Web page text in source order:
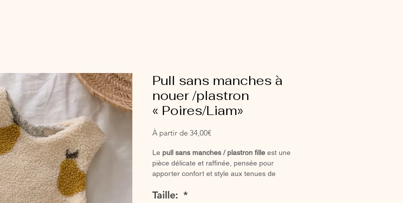
Pull sans manches à
nouer /plastron
« Poires/Liam»
À partir de 34,00€Prix
Le pull sans manches / plastron fille est une
pièce délicate et raffinée, pensée pour
apporter confort et style aux tenues de
Confectionné
Taille: *